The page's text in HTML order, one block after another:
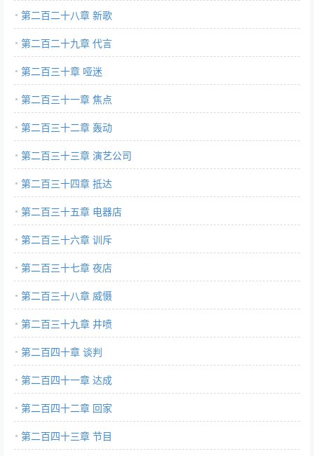
第二百二十八章 新歌
第二百二十九章 代言
第二百三十章 哑迷
第二百三十一章 焦点
第二百三十二章 轰动
第二百三十三章 演艺公司
第二百三十四章 抵达
第二百三十五章 电器店
第二百三十六章 训斥
第二百三十七章 夜店
第二百三十八章 威慑
第二百三十九章 井喷
第二百四十章 谈判
第二百四十一章 达成
第二百四十二章 回家
第二百四十三章 节目